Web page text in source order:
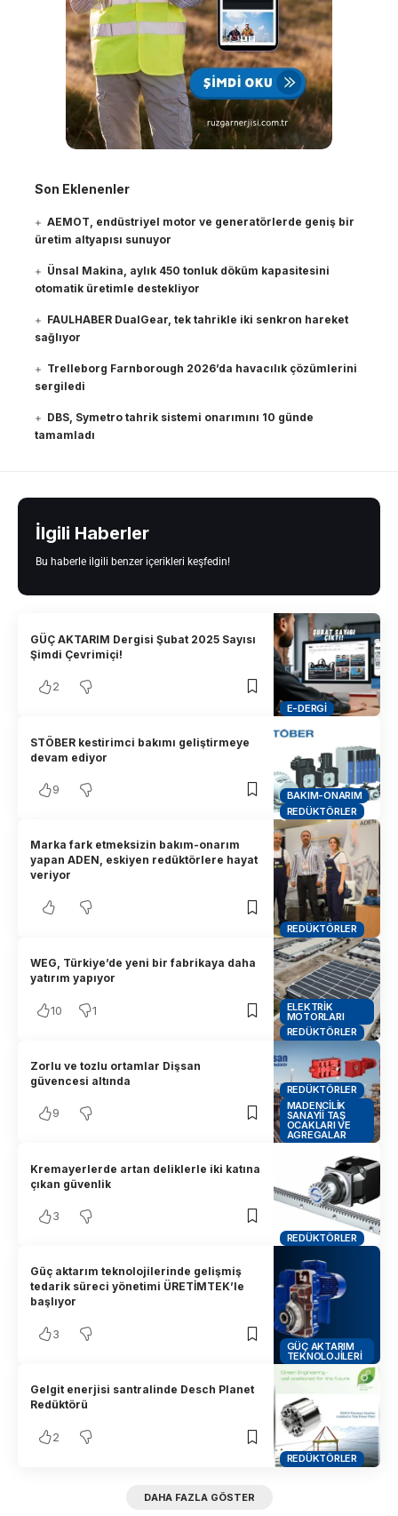
Son Eklenenler
AEMOT, endüstriyel motor ve generatörlerde geniş bir
üretim altyapısı sunuyor
Ünsal Makina, aylık 450 tonluk döküm kapasitesini
otomatik üretimle destekliyor
FAULHABER DualGear, tek tahrikle iki senkron hareket
sağlıyor
Trelleborg Farnborough 2026’da havacılık çözümlerini
sergiledi
DBS, Symetro tahrik sistemi onarımını 10 günde
tamamladı
İlgili Haberler
Bu haberle ilgili benzer içerikleri keşfedin!
E-DERGI
GÜÇ AKTARIM Dergisi Şubat 2025 Sayısı
Şimdi Çevrimiçi!
2
BAKIM-ONARIM
REDÜKTÖRLER
STÖBER kestirimci bakımı geliştirmeye
devam ediyor
9
REDÜKTÖRLER
Marka fark etmeksizin bakım-onarım
yapan ADEN, eskiyen redüktörlere hayat
veriyor
ELEKTRIK
MOTORLARI
REDÜKTÖRLER
WEG, Türkiye’de yeni bir fabrikaya daha
yatırım yapıyor
10 1
REDÜKTÖRLER
MADENCILIK
SANAYII TAŞ
OCAKLARI VE
AGREGALAR
Zorlu ve tozlu ortamlar Dişsan
güvencesi altında
9
REDÜKTÖRLER
Kremayerlerde artan deliklerle iki katına
çıkan güvenlik
3
GÜÇ AKTARIM
TEKNOLOJILERI
Güç aktarım teknolojilerinde gelişmiş
tedarik süreci yönetimi ÜRETİMTEK’le
başlıyor
3
REDÜKTÖRLER
Gelgit enerjisi santralinde Desch Planet
Redüktörü
2
DAHA FAZLA GÖSTER